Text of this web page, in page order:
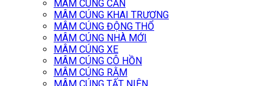
MÂM CÚNG CĂN
MÂM CÚNG KHAI TRƯƠNG
MÂM CÚNG ĐỘNG THỔ
MÂM CÚNG NHÀ MỚI
MÂM CÚNG XE
MÂM CÚNG CÔ HỒN
MÂM CÚNG RẰM